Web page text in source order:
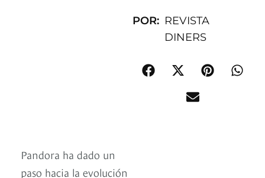
POR: REVISTA
DINERS
Pandora ha dado un
paso hacia la evolución